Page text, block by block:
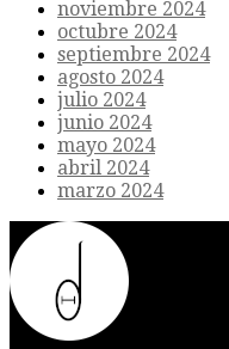
noviembre 2024
octubre 2024
septiembre 2024
agosto 2024
julio 2024
junio 2024
mayo 2024
abril 2024
marzo 2024